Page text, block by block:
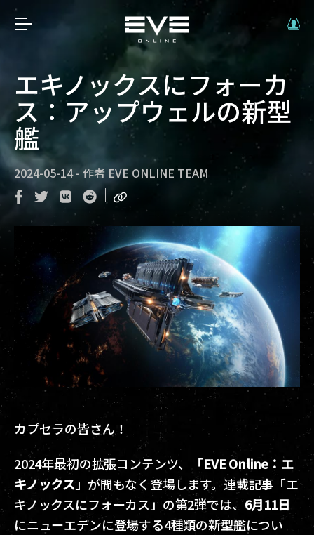
エキノックスにフォーカ
ス：アップウェルの新型
艦
2024-05-14 - 作者 EVE ONLINE TEAM
カプセラの皆さん！
2024年最初の拡張コンテンツ、「EVE Online：エ
キノックス」が間もなく登場します。連載記事「エ
キノックスにフォーカス」の第2弾では、6月11日
にニューエデンに登場する4種類の新型艦につい